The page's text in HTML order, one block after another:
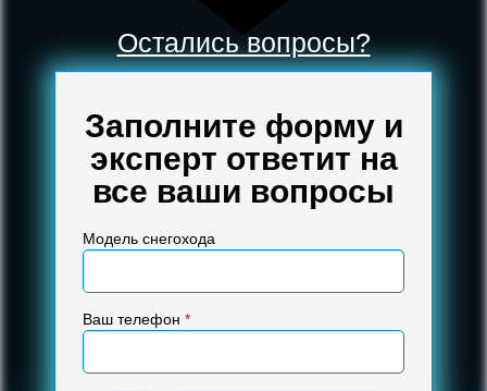
Остались вопросы?
Заполните форму и
эксперт ответит на
все ваши вопросы
Модель снегохода
Ваш телефон *